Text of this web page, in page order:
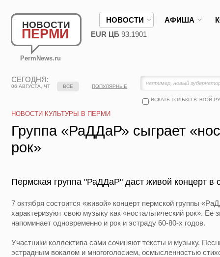
НОВОСТИ
ПЕРМИ
PermNews.ru
НОВОСТИ АФИША
EUR ЦБ 93.1901
СЕГОДНЯ:
06 АВГУСТА, ЧТ
ИСКАТЬ ТОЛЬКО В ЭТОЙ
ВСЕ ПОПУЛЯРНЫЕ
НОВОСТИ КУЛЬТУРЫ В ПЕРМИ
Группа «РаДДаР» сыграет
рок»
Пермская группа "РаДДаР" даст живой концерт в
7 октября состоится «живой» концерт пермской группы
характеризуют свою музыку как «ностальгический рок». Ее
напоминает одновременно и рок и эстраду 60-80-х годов.
Участники коллектива сами сочиняют тексты и музыку.
эстрадным вокалом и многоголосием, осмысленностью